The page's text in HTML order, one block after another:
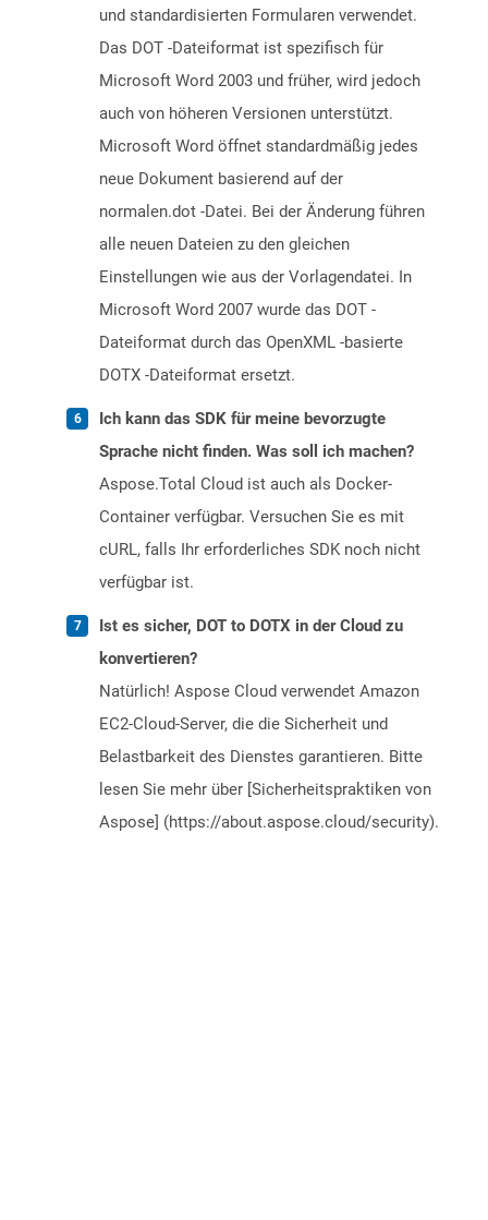
und standardisierten Formularen verwendet.
Das DOT -Dateiformat ist spezifisch für
Microsoft Word 2003 und früher, wird jedoch
auch von höheren Versionen unterstützt.
Microsoft Word öffnet standardmäßig jedes
neue Dokument basierend auf der
normalen.dot -Datei. Bei der Änderung führen
alle neuen Dateien zu den gleichen
Einstellungen wie aus der Vorlagendatei. In
Microsoft Word 2007 wurde das DOT -
Dateiformat durch das OpenXML -basierte
DOTX -Dateiformat ersetzt.
Ich kann das SDK für meine bevorzugte
Sprache nicht finden. Was soll ich machen?
Aspose.Total Cloud ist auch als Docker-
Container verfügbar. Versuchen Sie es mit
cURL, falls Ihr erforderliches SDK noch nicht
verfügbar ist.
Ist es sicher, DOT to DOTX in der Cloud zu
konvertieren?
Natürlich! Aspose Cloud verwendet Amazon
EC2-Cloud-Server, die die Sicherheit und
Belastbarkeit des Dienstes garantieren. Bitte
lesen Sie mehr über [Sicherheitspraktiken von
Aspose] (https://about.aspose.cloud/security).